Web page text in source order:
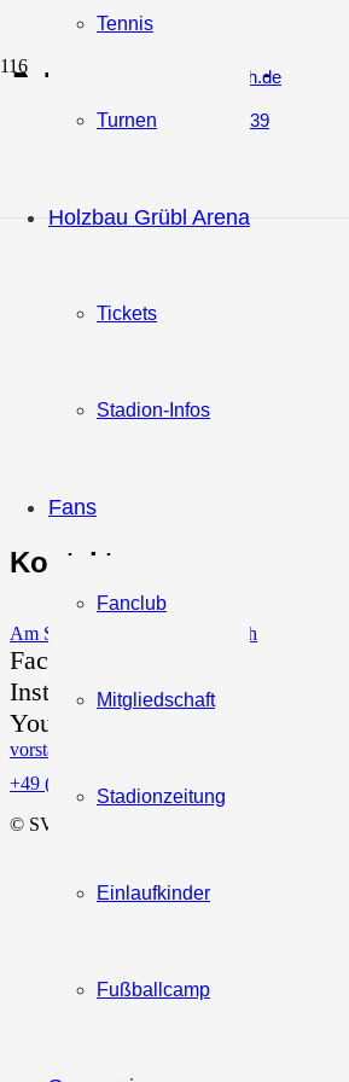
vorstand@sv-erlbach.de
+49 (0) 171 / 30 58 939
Tennis
Turnen
Holzbau Grübl Arena
Tickets
Stadion-Infos
Fans
Fanclub
Mitgliedschaft
Stadionzeitung
Einlaufkinder
Fußballcamp
Newsletter
Kontakt:
Am Sportplatz 1, 84567 Erlbach
Facebook
Instagram
YouTube
vorstand@sv-erlbach.de
+49 (0) 171 / 30 58 939
© SV ERLBACH